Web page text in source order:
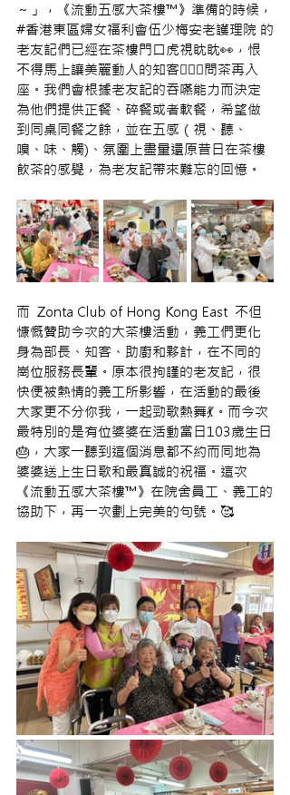
～」，《流動五感大茶樓™》準備的時候，
#香港東區婦女福利會伍少梅安老護理院 的
老友記們已經在茶樓門口虎視眈眈👀，恨
不得馬上讓美麗動人的知客🤵🏻‍♀️問茶再入
座。我們會根據老友記的吞嚥能力而決定
為他們提供正餐、碎餐或者軟餐，希望做
到同桌同餐之餘，並在五感（視、聽、
嗅、味、觸)、氛圍上盡量還原昔日在茶樓
飲茶的感覺，為老友記帶來難忘的回憶。
而  Zonta Club of Hong Kong East  不但
慷慨贊助今次的大茶樓活動，義工們更化
身為部長、知客、助廚和夥計，在不同的
崗位服務長輩。原本很拘謹的老友記，很
快便被熱情的義工所影響，在活動的最後
大家更不分你我，一起勁歌熱舞💃。而今次
最特別的是有位婆婆在活動當日103歲生日
🎂，大家一聽到這個消息都不約而同地為
婆婆送上生日歌和最真誠的祝福。這次
《流動五感大茶樓™》在院舍員工、義工的
協助下，再一次劃上完美的句號。🥰